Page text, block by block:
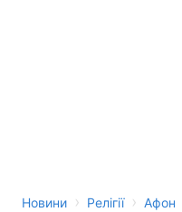
Новини › Релігії › Афон